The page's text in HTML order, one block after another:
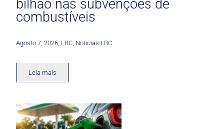
bilhão nas subvenções de
combustíveis
Agosto 7, 2026 LBC Noticias LBC
Leia mais